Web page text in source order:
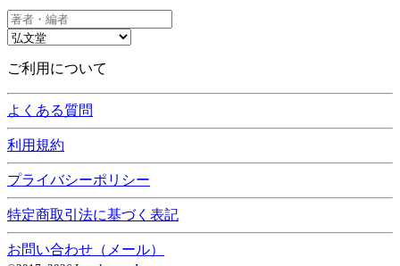
ご利用について
よくある質問
利用規約
プライバシーポリシー
特定商取引法に基づく表記
お問い合わせ（メール）